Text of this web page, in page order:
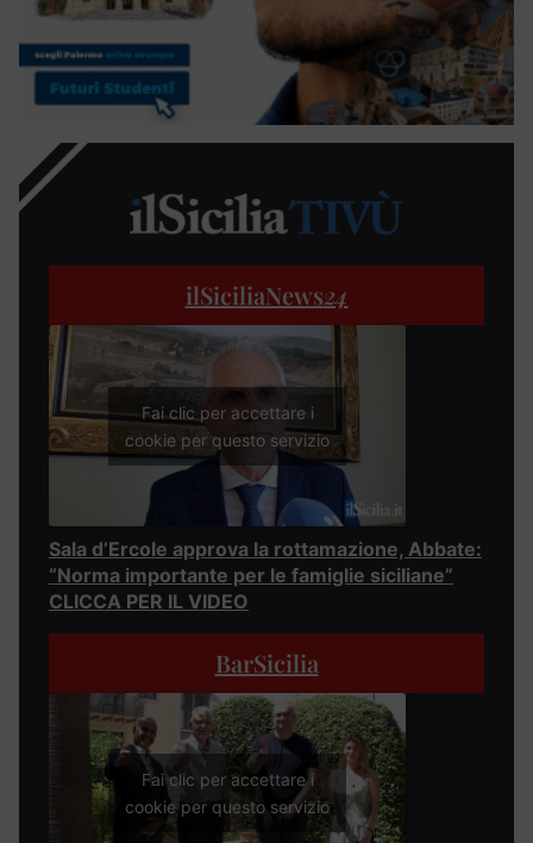
ilSiciliaNews24
Fai clic per accettare i
cookie per questo servizio
Sala d’Ercole approva la rottamazione, Abbate:
“Norma importante per le famiglie siciliane”
CLICCA PER IL VIDEO
BarSicilia
Fai clic per accettare i
cookie per questo servizio